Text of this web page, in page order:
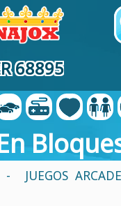
68895
-
JUEGOS